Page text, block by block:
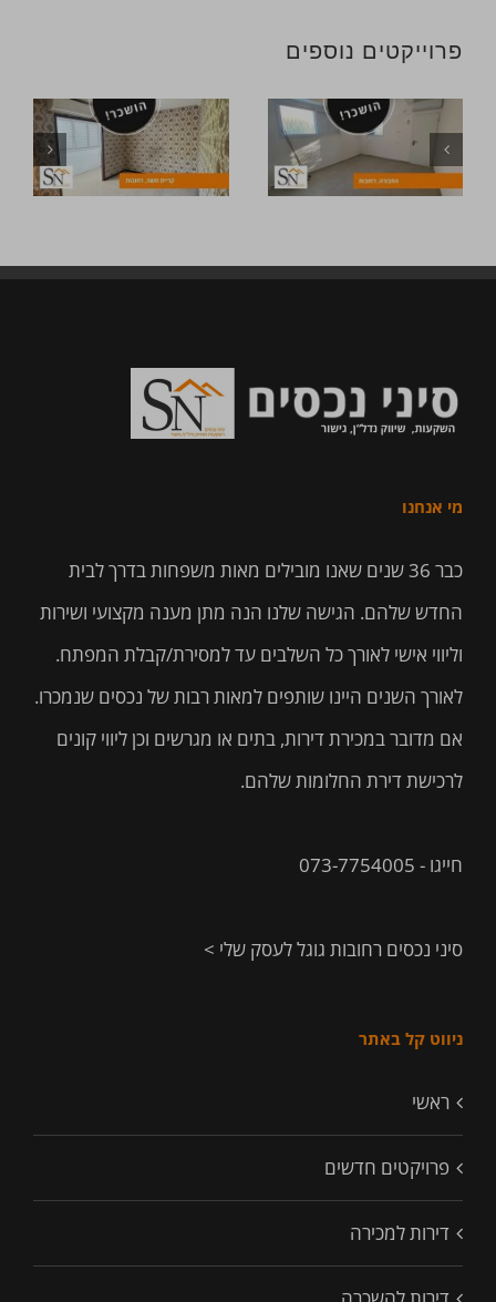
פרוייקטים נוספים
מי אנחנו
כבר 36 שנים שאנו מובילים מאות משפחות בדרך לבית
החדש שלהם. הגישה שלנו הנה מתן מענה מקצועי ושירות
וליווי אישי לאורך כל השלבים עד למסירת/קבלת המפתח.
לאורך השנים היינו שותפים למאות רבות של נכסים שנמכרו.
אם מדובר במכירת דירות, בתים או מגרשים וכן ליווי קונים
לרכישת דירת החלומות שלהם.
חייגו - 073-7754005
סיני נכסים רחובות גוגל לעסק שלי >
ניווט קל באתר
ראשי
פרויקטים חדשים
דירות למכירה